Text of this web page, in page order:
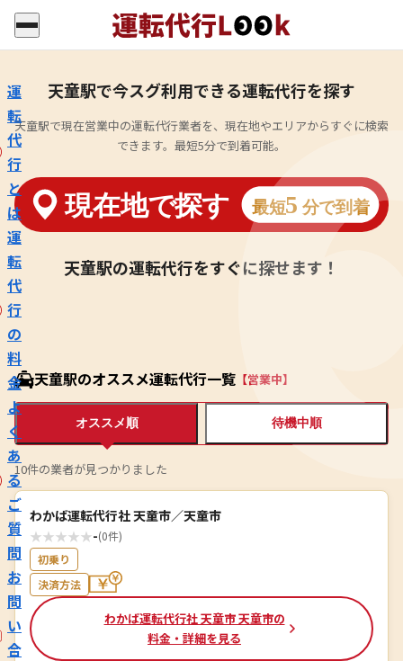
運
転
代
行
と
は
運
転
代
行
の
料
金
よ
く
あ
る
ご
質
問
お
問
い
合
天童駅で今スグ利用できる運転代行を探す
天童駅で現在営業中の運転代行業者を、現在地やエリアからすぐに検索
できます。最短5分で到着可能。
天童駅の運転代行をすぐに探せます！
天童駅のオススメ運転代行一覧 【営業中】
オススメ順 待機中順
10件の業者が見つかりました
わかば運転代行社 天童市／天童市
★★★★★-(0件)
初乗り
決済方法
わかば運転代行社 天童市 天童市の
料金・詳細を見る